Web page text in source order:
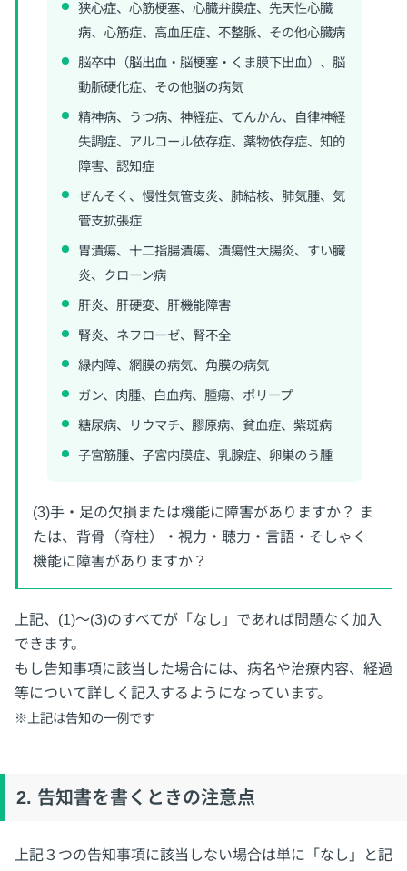
狭心症、心筋梗塞、心臓弁膜症、先天性心臓
病、心筋症、高血圧症、不整脈、その他心臓病
脳卒中（脳出血・脳梗塞・くま膜下出血）、脳
動脈硬化症、その他脳の病気
精神病、うつ病、神経症、てんかん、自律神経
失調症、アルコール依存症、薬物依存症、知的
障害、認知症
ぜんそく、慢性気管支炎、肺結核、肺気腫、気
管支拡張症
胃潰瘍、十二指腸潰瘍、潰瘍性大腸炎、すい臓
炎、クローン病
肝炎、肝硬変、肝機能障害
腎炎、ネフローゼ、腎不全
緑内障、網膜の病気、角膜の病気
ガン、肉腫、白血病、腫瘍、ポリープ
糖尿病、リウマチ、膠原病、貧血症、紫斑病
子宮筋腫、子宮内膜症、乳腺症、卵巣のう腫
(3)手・足の欠損または機能に障害がありますか？ ま
たは、背骨（脊柱）・視力・聴力・言語・そしゃく
機能に障害がありますか？
上記、(1)～(3)のすべてが「なし」であれば問題なく加入
できます。
もし告知事項に該当した場合には、病名や治療内容、経過
等について詳しく記入するようになっています。
※上記は告知の一例です
2. 告知書を書くときの注意点
上記３つの告知事項に該当しない場合は単に「なし」と記